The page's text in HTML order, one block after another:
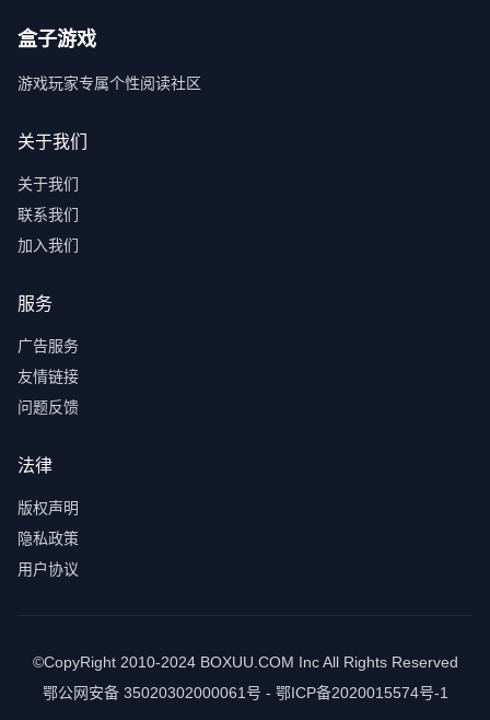
盒子游戏
游戏玩家专属个性阅读社区
关于我们
关于我们
联系我们
加入我们
服务
广告服务
友情链接
问题反馈
法律
版权声明
隐私政策
用户协议
©CopyRight 2010-2024 BOXUU.COM Inc All Rights Reserved
鄂公网安备 35020302000061号 - 鄂ICP备2020015574号-1